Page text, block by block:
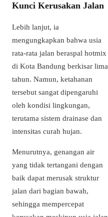
Kunci Kerusakan Jalan
Lebih lanjut, ia
mengungkapkan bahwa usia
rata-rata jalan beraspal hotmix
di Kota Bandung berkisar lima
tahun. Namun, ketahanan
tersebut sangat dipengaruhi
oleh kondisi lingkungan,
terutama sistem drainase dan
intensitas curah hujan.
Menurutnya, genangan air
yang tidak tertangani dengan
baik dapat merusak struktur
jalan dari bagian bawah,
sehingga mempercepat